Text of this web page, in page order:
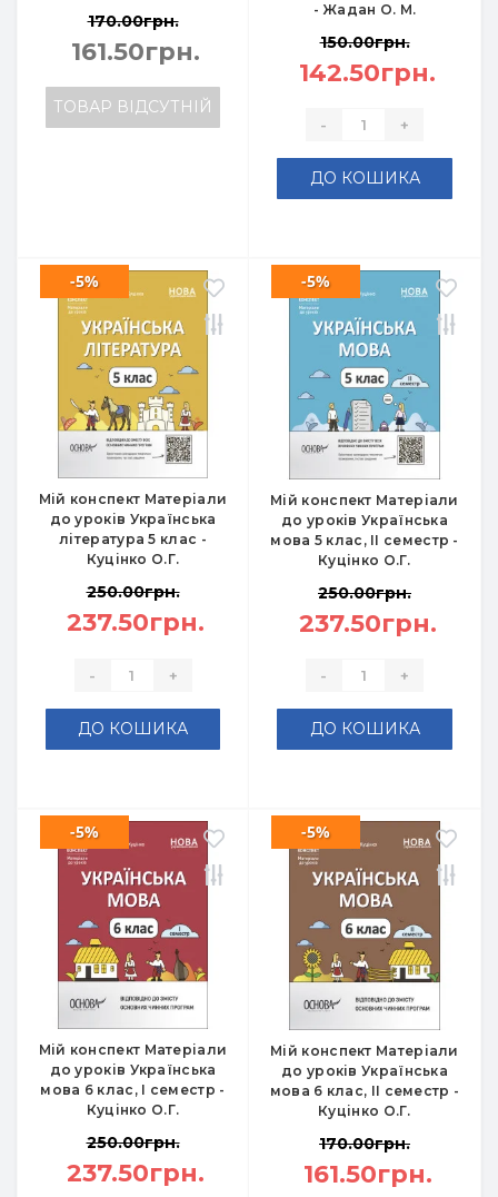
170.00грн.
161.50грн.
ТОВАР ВІДСУТНІЙ
- Жадан О. М.
150.00грн.
142.50грн.
- +
ДО КОШИКА
Мій конспект Матеріали
до уроків Українська
література 5 клас -
Куцінко О.Г.
-5%
250.00грн.
237.50грн.
- +
ДО КОШИКА
Мій конспект Матеріали
до уроків Українська
мова 5 клас, ІІ семестр -
Куцінко О.Г.
-5%
250.00грн.
237.50грн.
- +
ДО КОШИКА
Мій конспект Матеріали
до уроків Українська
мова 6 клас, І семестр -
Куцінко О.Г.
-5%
250.00грн.
237.50грн.
Мій конспект Матеріали
до уроків Українська
мова 6 клас, ІІ семестр -
Куцінко О.Г.
-5%
170.00грн.
161.50грн.